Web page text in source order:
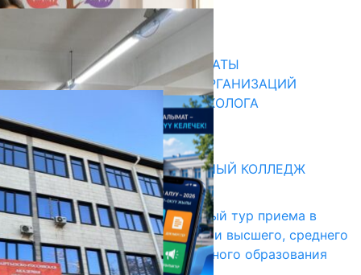
05.08.2026
В ПРИМЕРНЫЕ ТИПОВЫЕ ШТАТЫ
ОБЩЕОБРАЗОВАТЕЛЬНЫХ ОРГАНИЗАЦИЙ
ВВЕДЕНА ДОЛЖНОСТЬ ПСИХОЛОГА
31.07.2026
Абитуриент
БИШКЕКСКИЙ УНИВЕРСАЛЬНЫЙ КОЛЛЕДЖ
17.07.2026
В Кыргызстане начался первый тур приема в
образовательные организации высшего, среднего
и начального профессионального образования